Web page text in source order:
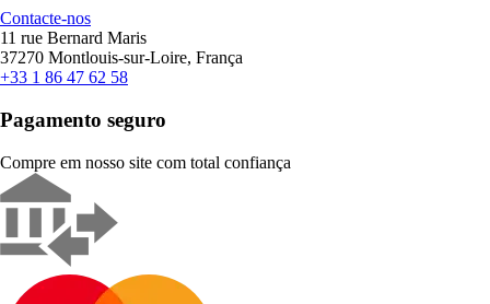
Contacte-nos
11 rue Bernard Maris
37270 Montlouis-sur-Loire, França
+33 1 86 47 62 58
Pagamento seguro
Compre em nosso site com total confiança